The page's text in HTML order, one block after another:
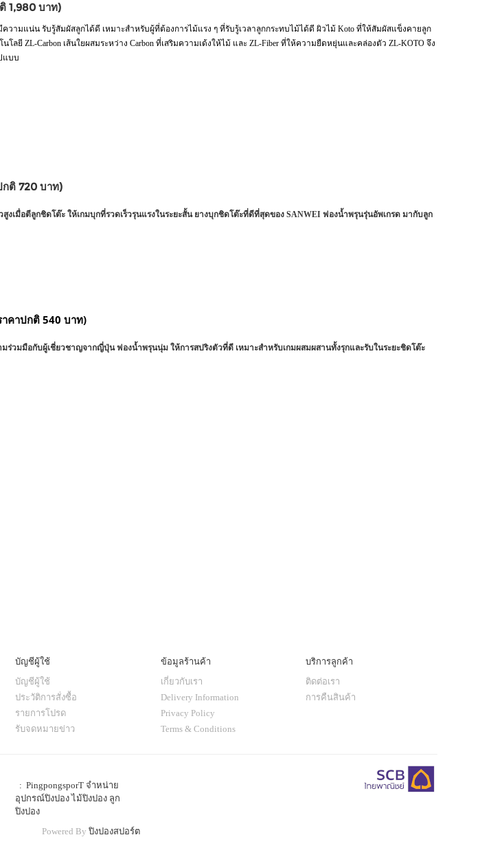
1,980 บาท)
ความแน่น รับรู้สัมผัสลูกได้ดี เหมาะสำหรับผู้ที่ต้องการไม้แรง ๆ ที่รับรู้เวลาลูกกระทบไม้ได้ดี ผิวไม้ Koto ที่ให้สัมผัสแข็งคายลูก
โลยี ZL-Carbon เส้นใยผสมระหว่าง Carbon ที่เสริมความเด้งให้ไม้ และ ZL-Fiber ที่ให้ความยืดหยุ่นและคล่องตัว ZL-KOTO จึง
แบบ
กติ 720 บาท)
งเมื่อตีลูกชิดโต๊ะ ให้เกมบุกที่รวดเร็วรุนแรงในระยะสั้น ยางบุกชิดโต๊ะที่ดีที่สุดของ SANWEI ฟองน้ำพรุนรุ่นอัพเกรด มากับลูก
คาปกติ 540 บาท)
ร่วมมือกับผู้เชี่ยวชาญจากญี่ปุ่น ฟองน้ำพรุนนุ่ม ให้การสปริงตัวที่ดี เหมาะสำหรับเกมผสมผสานทั้งรุกและรับในระยะชิดโต๊ะ
บัญชีผู้ใช้
บัญชีผู้ใช้
ประวัติการสั่งซื้อ
รายการโปรด
รับจดหมายข่าว
ข้อมูลร้านค้า
เกี่ยวกับเรา
Delivery Information
Privacy Policy
Terms & Conditions
บริการลูกค้า
ติดต่อเรา
การคืนสินค้า
: PingpongsporT จำหน่าย
อุปกรณ์ปิงปอง ไม้ปิงปอง ลูก
ปิงปอง
Powered By ปิงปองสปอร์ต